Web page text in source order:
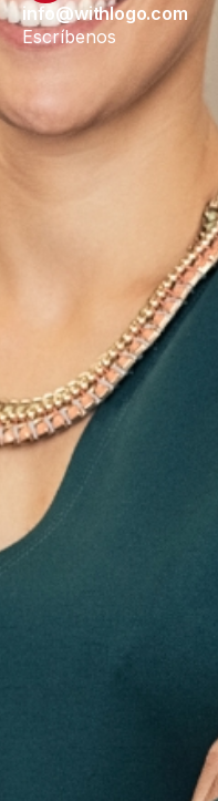
info@withlogo.com
Escríbenos